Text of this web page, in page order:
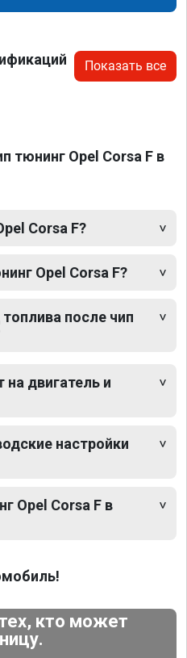
Показать все
тюнинг Opel Corsa F в
Corsa F?
Opel Corsa F?
после чип
на двигатель и
настройки
Opel Corsa F в
кто может